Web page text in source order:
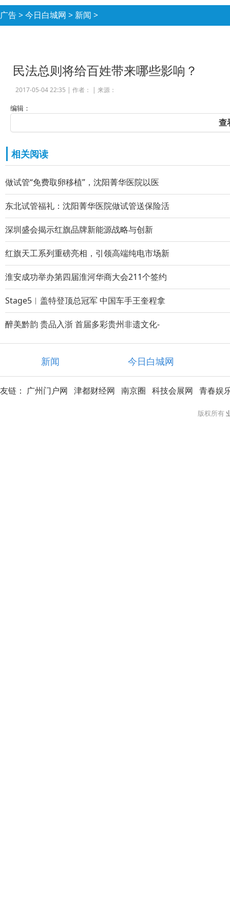
广告>今日白城网 > 新闻 >
民法总则将给百姓带来哪些影响？
2017-05-04 22:35 | 作者： | 来源：
编辑：
查
相关阅读
做试管“免费取卵移植”，沈阳菁华医院以医
东北试管福礼：沈阳菁华医院做试管送保险活
深圳盛会揭示红旗品牌新能源战略与创新
红旗天工系列重磅亮相，引领高端纯电市场新
淮安成功举办第四届淮河华商大会211个签约
Stage5︱盖特登顶总冠军 中国车手王奎程拿
醉美黔韵 贵品入浙 首届多彩贵州非遗文化-
新闻 今日白城网
友链： 广州门户网 津都财经网 南京圈 科技会展网 青春娱
版权所有